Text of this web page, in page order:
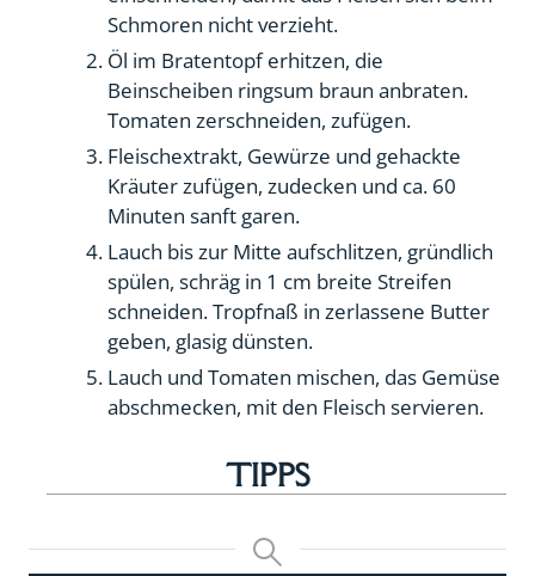
Schmoren nicht verzieht.
Öl im Bratentopf erhitzen, die
Beinscheiben ringsum braun anbraten.
Tomaten zerschneiden, zufügen.
Fleischextrakt, Gewürze und gehackte
Kräuter zufügen, zudecken und ca. 60
Minuten sanft garen.
Lauch bis zur Mitte aufschlitzen, gründlich
spülen, schräg in 1 cm breite Streifen
schneiden. Tropfnaß in zerlassene Butter
geben, glasig dünsten.
Lauch und Tomaten mischen, das Gemüse
abschmecken, mit den Fleisch servieren.
TIPPS